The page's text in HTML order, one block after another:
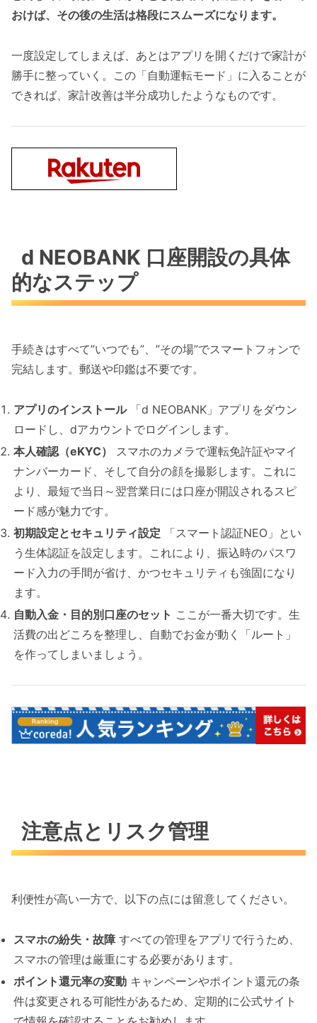
おけば、その後の生活は格段にスムーズになります。
一度設定してしまえば、あとはアプリを開くだけで家計が
勝手に整っていく。この「自動運転モード」に入ることが
できれば、家計改善は半分成功したようなものです。
d NEOBANK 口座開設の具体
的なステップ
手続きはすべて”いつでも”、”その場”でスマートフォンで
完結します。郵送や印鑑は不要です。
アプリのインストール「d NEOBANK」アプリをダウン
ロードし、dアカウントでログインします。
本人確認（eKYC）
スマホのカメラで運転免許証やマイ
ナンバーカード、そして自分の顔を撮影します。これに
より、最短で当日～翌営業日には口座が開設されるスピ
ード感が魅力です。
初期設定とセキュリティ設定 「スマート認証NEO」とい
う生体認証を設定します。これにより、振込時のパスワ
ード入力の手間が省け、かつセキュリティも強固になり
ます。
自動入金・目的別口座のセット ここが一番大切です。生
活費の出どころを整理し、自動でお金が動く「ルート」
を作ってしまいましょう。
注意点とリスク管理
利便性が高い一方で、以下の点には留意してください。
スマホの紛失・故障 すべての管理をアプリで行うため、
スマホの管理は厳重にする必要があります。
ポイント還元率の変動 キャンペーンやポイント還元の条
件は変更される可能性があるため、定期的に公式サイト